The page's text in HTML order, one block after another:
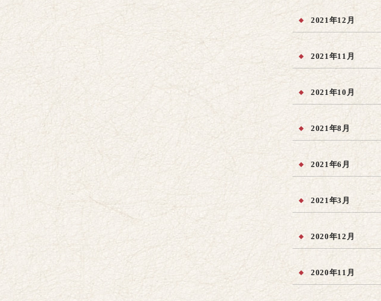
2021年12月
2021年11月
2021年10月
2021年8月
2021年6月
2021年3月
2020年12月
2020年11月